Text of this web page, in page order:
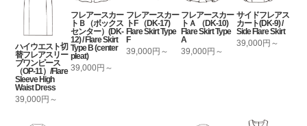
ハイウエスト切
替フレアスリー
ブワンピース
（OP-11）/Flare
Sleeve High
Waist Dress
39,000円～
フレアースカー
トＢ（ボックス
センター）(DK-
12) / Flare Skirt
Type B (center
pleat)
39,000円～
フレアースカー
トF （DK-17)
Flare Skirt Type
F
39,000円～
フレアースカー
トＡ （DK-10)
Flare Skirt Type
A
39,000円～
サイドフレアス
カート(DK-9) /
Side Flare Skirt
39,000円～